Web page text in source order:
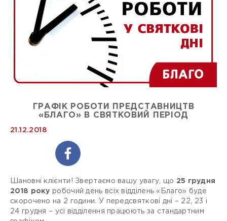
ГРАФІК РОБОТИ ПРЕДСТАВНИЦТВ
«БЛАГО» В СВЯТКОВИЙ ПЕРІОД
21.12.2018
Шановні клієнти! Звертаємо вашу увагу, що 25 грудня
2018 року робочий день всіх відділень «Благо» буде
скорочено на 2 години. У передсвяткові дні – 22, 23 і
24 грудня – усі відділення працюють за стандартним